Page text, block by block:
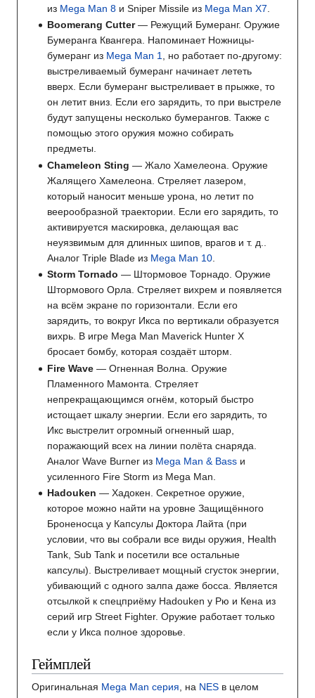
из Mega Man 8 и Sniper Missile из Mega Man X7
Boomerang Cutter— Режущий Бумеранг. Оружие
Бумеранга Квангера. Напоминает Ножницы-
бумеранг из Mega Man 1, но работает по-другому:
выстреливаемый бумеранг начинает лететь
вверх. Если бумеранг выстреливает в прыжке, то
он летит вниз. Если его зарядить, то при выстреле
будут запущены несколько бумерангов. Также с
помощью этого оружия можно собирать
предметы.
Chameleon Sting — Жало Хамелеона. Оружие
Жалящего Хамелеона. Стреляет лазером,
который наносит меньше урона, но летит по
веерообразной траектории. Если его зарядить, то
активируется маскировка, делающая вас
неуязвимым для длинных шипов, врагов и т. д..
Аналог Triple Blade из Mega Man 10
Storm Tornado — Штормовое Торнадо. Оружие
Штормового Орла. Стреляет вихрем и появляется
на всём экране по горизонтали. Если его
зарядить, то вокруг Икса по вертикали образуется
вихрь. В игре Mega Man Maverick Hunter X
бросает бомбу, которая создаёт шторм.
Fire Wave — Огненная Волна. Оружие
Пламенного Мамонта. Стреляет
непрекращающимся огнём, который быстро
истощает шкалу энергии. Если его зарядить, то
Икс выстрелит огромный огненный шар,
поражающий всех на линии полёта снаряда.
Аналог Wave Burner из Mega Man & Bass и
усиленного Fire Storm из Mega Man.
Hadouken — Хадокен. Секретное оружие,
которое можно найти на уровне Защищённого
Броненосца у Капсулы Доктора Лайта (при
условии, что вы собрали все виды оружия, Health
Tank, Sub Tank и посетили все остальные
капсулы). Выстреливает мощный сгусток энергии,
убивающий с одного залпа даже босса. Является
отсылкой к спецприёму Hadouken у Рю и Кена из
серий игр Street Fighter. Оружие работает только
если у Икса полное здоровье.
Геймплей
Оригинальная Mega Man серия , на NES в целом